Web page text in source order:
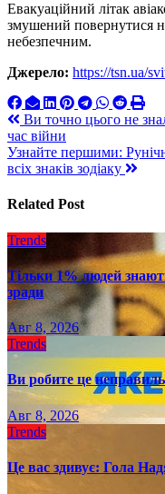
Евакуаційний літак
змушений повернутися
небезпечним.
Джерело: https://tsn.ua/
Навигация
по
записям
Ви точно цього не
час війни
Узнайте першими:
всіх знаків зодіаку
Related Post
Trends
Тільки 1% людей
зради
Авг 8, 2026
Trends
Ви робите це
Авг 8, 2026
Trends
Це вас здивує: Гола